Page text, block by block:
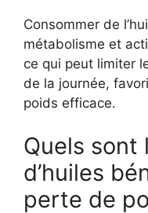
Consommer de
métabolisme et
ce qui peut limiter
de la journée,
poids efficace.
Quels sont
d’huiles
perte de